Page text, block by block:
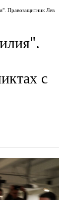
Правозащитник Лев
с